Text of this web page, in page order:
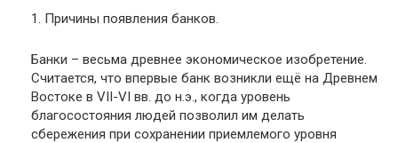
1. Причины появления банков.
Банки – весьма древнее экономическое изобретение.
Считается, что впервые банк возникли ещё на Древнем
Востоке в VII-VI вв. до н.э., когда уровень
благосостояния людей позволил им делать
сбережения при сохранении приемлемого уровня